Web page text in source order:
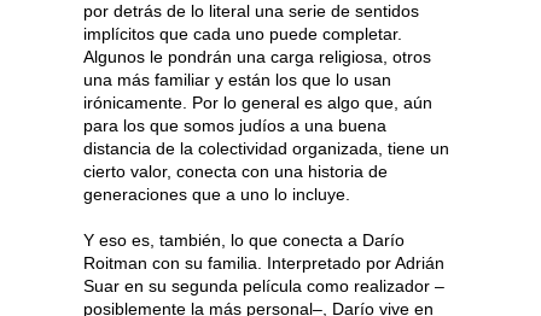
por detrás de lo literal una serie de sentidos
implícitos que cada uno puede completar.
Algunos le pondrán una carga religiosa, otros
una más familiar y están los que lo usan
irónicamente. Por lo general es algo que, aún
para los que somos judíos a una buena
distancia de la colectividad organizada, tiene un
cierto valor, conecta con una historia de
generaciones que a uno lo incluye.
Y eso es, también, lo que conecta a Darío
Roitman con su familia. Interpretado por Adrián
Suar en su segunda película como realizador –
posiblemente la más personal–, Darío vive en